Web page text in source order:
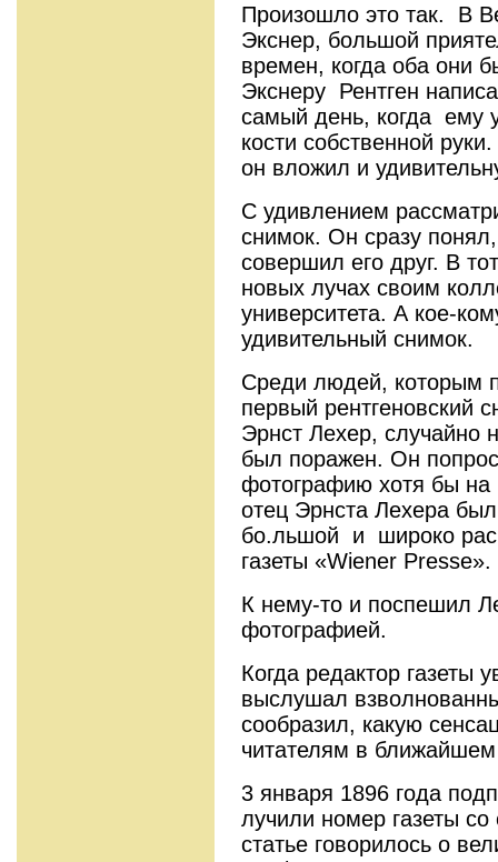
Произошло это так. В
Экснер, большой
времен, когда оба они
Экснеру Рентген
самый день, когда ему
кости собственной
он вложил и
С удивлением
снимок. Он сразу
совершил его друг. В
новых лучах своим
университета. А кое-
удивительный снимок.
Среди людей, которым
первый рентгеновский
Эрнст Лехер, случайно
был поражен. Он
фотографию хотя бы на
отец Эрнста Лехера
бо.льшой и широко
газеты «Wiener Presse».
К нему-то и поспешил
фотографией.
Когда редактор газеты
выслушал
сообразил, какую
читателям в
3 января 1896 года
лучили номер газеты со
статье говорилось о